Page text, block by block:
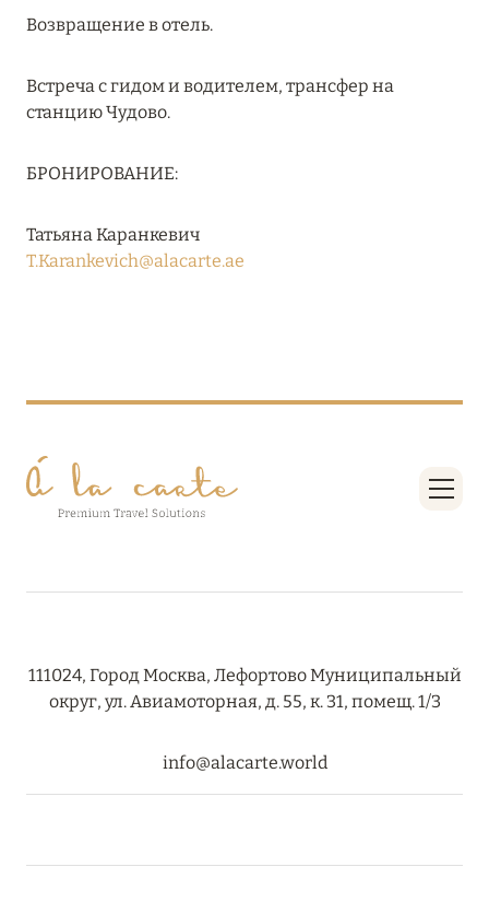
29 декабря 2023
Подробнее
BARRIÈRE LES NEIGES: ЕСЛИ НОВЫЙ ГОД, ТО В
КУРШЕВЕЛЕ
SONEVA SECRET: ОТКРЫТИЕ В ЯНВАРЕ 2024
КИНОМАРШРУТЫ ДЛЯ ИСКУШЁННЫХ
05 августа 2026
25 % НА ПРОЖИВАНИЕ В ТРОПИЧЕСКОМ РАЮ
Возвращение в отель.
Встреча с гидом и водителем, трансфер на
станцию Чудово.
БРОНИРОВАНИЕ:
Татьяна Каранкевич
T.Karankevich@alacarte.ae
111024, Город Москва, Лефортово Муниципальный
округ, ул. Авиамоторная, д. 55, к. 31, помещ. 1/3
info@alacarte.world